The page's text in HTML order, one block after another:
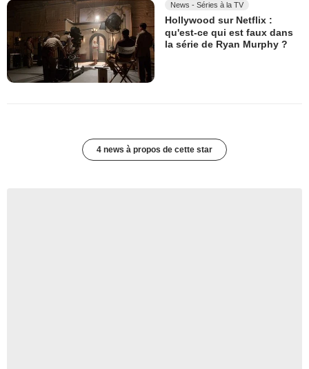
News - Séries à la TV
Hollywood sur Netflix :
qu'est-ce qui est faux dans
la série de Ryan Murphy ?
4 news à propos de cette star